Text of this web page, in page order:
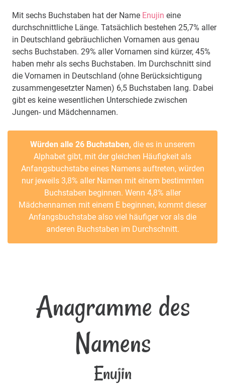
Mit sechs Buchstaben hat der Name Enujin eine
durchschnittliche Länge. Tatsächlich bestehen 25,7% aller
in Deutschland gebräuchlichen Vornamen aus genau
sechs Buchstaben. 29% aller Vornamen sind kürzer, 45%
haben mehr als sechs Buchstaben. Im Durchschnitt sind
die Vornamen in Deutschland (ohne Berücksichtigung
zusammengesetzter Namen) 6,5 Buchstaben lang. Dabei
gibt es keine wesentlichen Unterschiede zwischen
Jungen- und Mädchennamen.
Würden alle 26 Buchstaben, die es in unserem
Alphabet gibt, mit der gleichen Häufigkeit als
Anfangsbuchstabe eines Namens auftreten, würden
nur jeweils 3,8% aller Namen mit einem bestimmten
Buchstaben beginnen. Wenn 4,8% aller
Mädchennamen mit einem E beginnen, kommt dieser
Anfangsbuchstabe also viel häufiger vor als die
anderen Buchstaben im Durchschnitt.
Anagramme des
Namens
Enujin